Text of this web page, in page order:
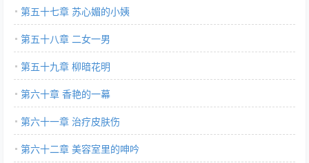
第五十七章 苏心媚的小姨
第五十八章 二女一男
第五十九章 柳暗花明
第六十章 香艳的一幕
第六十一章 治疗皮肤伤
第六十二章 美容室里的呻吟